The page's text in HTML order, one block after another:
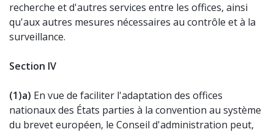
recherche et d'autres services entre les offices, ainsi
qu'aux autres mesures nécessaires au contrôle et à la
surveillance.
Section IV
(1)a) En vue de faciliter l'adaptation des offices
nationaux des États parties à la convention au système
du brevet européen, le Conseil d'administration peut,